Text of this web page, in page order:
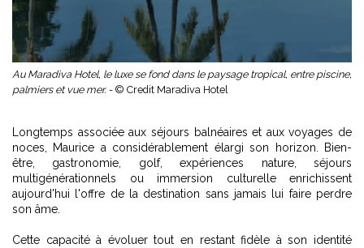
Au Maradiva Hotel, le luxe se fond dans le paysage tropical, entre piscine,
palmiers et vue mer. - © Credit Maradiva Hotel
Longtemps associée aux séjours balnéaires et aux voyages de
noces, Maurice a considérablement élargi son horizon. Bien-
être, gastronomie, golf, expériences nature, séjours
multigénérationnels ou immersion culturelle enrichissent
aujourd'hui l'offre de la destination sans jamais lui faire perdre
son âme.
Cette capacité à évoluer tout en restant fidèle à son identité